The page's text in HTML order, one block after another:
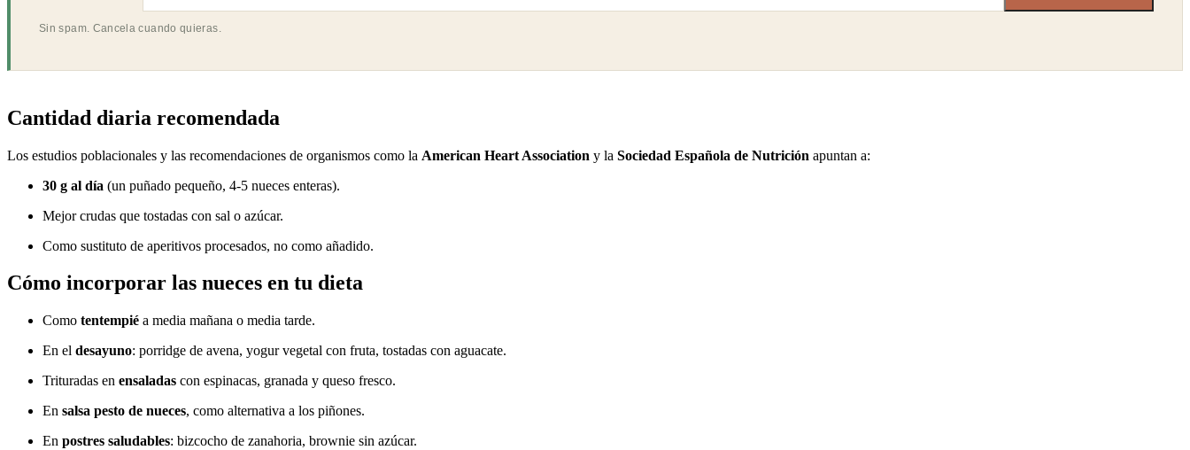
Sin spam. Cancela cuando quieras.
Cantidad diaria recomendada
Los estudios poblacionales y las recomendaciones de organismos como la American Heart Association y la Sociedad Española de Nutrición apuntan a:
30 g al día (un puñado pequeño, 4-5 nueces enteras).
Mejor crudas que tostadas con sal o azúcar.
Como sustituto de aperitivos procesados, no como añadido.
Cómo incorporar las nueces en tu dieta
Como tentempié a media mañana o media tarde.
En el desayuno: porridge de avena, yogur vegetal con fruta, tostadas con aguacate.
Trituradas en ensaladas con espinacas, granada y queso fresco.
En salsa pesto de nueces, como alternativa a los piñones.
En postres saludables: bizcocho de zanahoria, brownie sin azúcar.